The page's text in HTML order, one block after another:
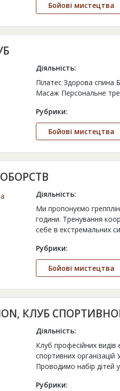
Бойові мистецтва
Діяльність:
Пілатес Здорова спина
Масаж Персональне
Рубрики:
Бойові мистецтва
Діяльність:
Ми пропонуємо
години. Тренування
себе в екстремальних
Рубрики:
Бойові мистецтва
КЛУБ
Діяльність:
Клуб професійних
спортивних організацій
Проводимо набір дітей
Рубрики: